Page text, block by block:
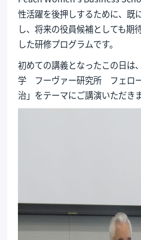
性活躍を後押しするために、既
し、将来の役員候補としても期
した研修プログラムです。
初めての講義となったこの日は
学 フーヴァー研究所 フェロ
治」をテーマにご講演いただき